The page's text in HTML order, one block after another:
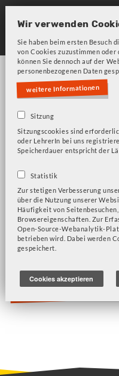
Skip
main
navigation
Bitte beachten Sie
PHY -
Wir verwenden
Sie haben beim ersten Besuch
von Cookies zuzustimmen
können Sie dennoch auf der
personenbezogenen Daten
weitere Informationen
Sitzung
Sitzungscookies sind
oder LehrerIn bei uns
Speicherdauer entspricht der
Statistik
Zur stetigen Verbesserung
über die Nutzung unserer
Häufigkeit von
Browsereigenschaften. Zur
Open-Source-Webanalytik-
betrieben wird. Dabei werden
gespeichert.
Cookies akzeptieren
Universe Sandbox
PHY - Struktur der